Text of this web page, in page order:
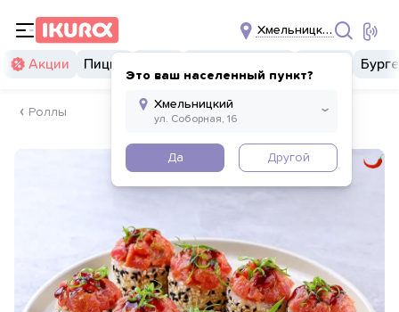
Хмельницкий
Это ваш населенный пункт?
Да Другой
Акции Пицца
Роллы